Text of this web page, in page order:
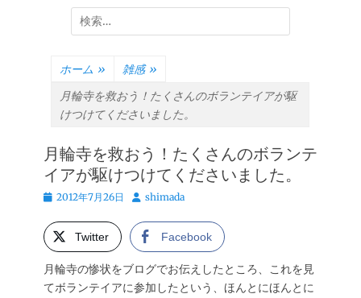
検
索:
ホーム » 雑感 »
月輪寺を救おう！たくさんのボランテイアが駆
けつけてくださいました。
月輪寺を救おう！たくさんのボランテ
イアが駆けつけてくださいました。
投
日
2012年7月26日
投
者
shimada
Twitter Facebook
月輪寺の惨状をブログでお伝えしたところ、これを見
てボランテイアに参加したという、ほんとにほんとに